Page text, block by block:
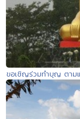
ขอเชิญร่วมทำบุญ ตาม